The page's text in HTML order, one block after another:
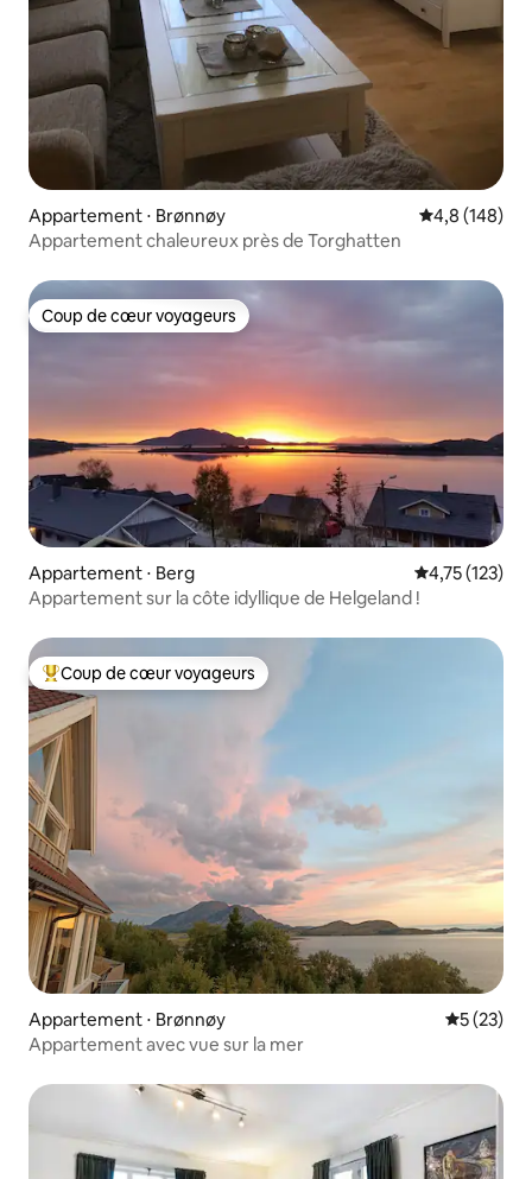
Appartement ⋅ Brønnøy Évaluation
4,8 (148)
Appartement chaleureux près de Torghatten
Coup de cœur voyageurs
Coup de cœur voyageurs
Appartement ⋅ Berg Évaluation
4,75 (123)
Appartement sur la côte idyllique de Helgeland !
Coups de cœur voyageurs les plus appréciés
Coup de cœur voyageurs
Appartement ⋅ Brønnøy
5 (23)
Appartement avec vue sur la mer